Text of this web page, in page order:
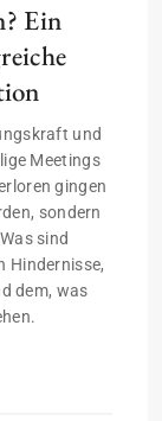
Ein
und
Meetings
gingen
sondern
sind
Hindernisse,
dem, was